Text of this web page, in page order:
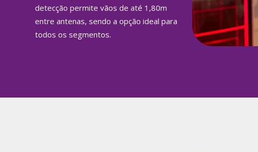
detecção permite vãos de até 1,80m
entre antenas, sendo a opção ideal para
todos os segmentos.